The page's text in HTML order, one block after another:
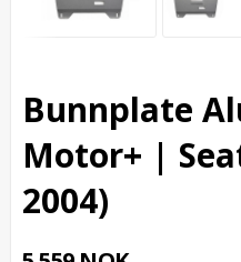
Bunnplate
Motor+ |
2004)